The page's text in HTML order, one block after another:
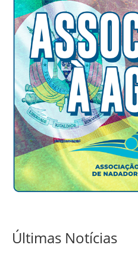
Últimas Notícias